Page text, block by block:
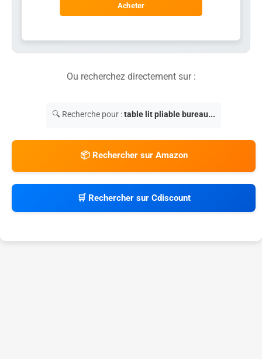
Acheter
Ou recherchez directement sur :
🔍 Recherche pour :table lit pliable bureau...
📦 Rechercher sur Amazon
🛒 Rechercher sur Cdiscount